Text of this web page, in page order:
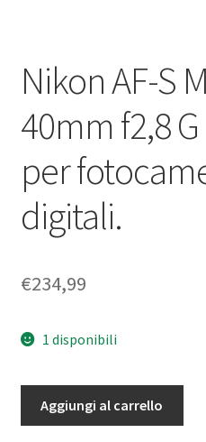
Nikon AF-S
40mm f2,8
per
digitali.
€234,99
1 disponibili
Aggiungi al carrello